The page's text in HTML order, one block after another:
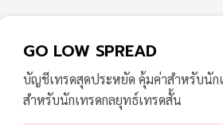
GO LOW SPREAD
บัญชีเทรดสุดประหยัด คุ้มค่าสำหรับนัก
สำหรับนักเทรดกลยุทธ์เทรดสั้น